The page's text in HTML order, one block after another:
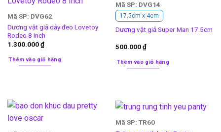
Mã SP: DVG62
Dương vật giả dây đeo Lovetoy
Rodeo 8 Inch
1.300.000₫
Thêm vào giỏ hàng
Mã SP: DVG14
17.5cm x 4cm
Dương vật giả Super Man 17.5cm
500.000₫
Thêm vào giỏ hàng
Mã SP: TR60